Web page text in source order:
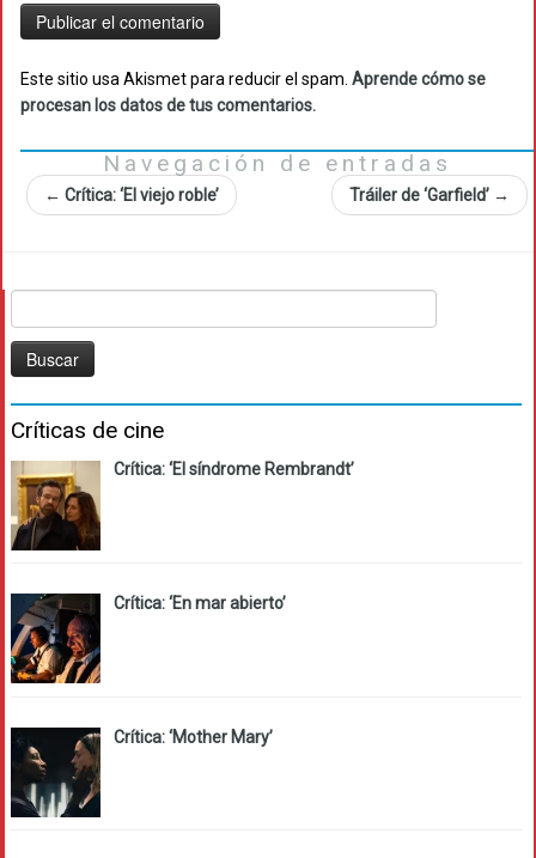
Este sitio usa Akismet para reducir el spam. Aprende cómo se
procesan los datos de tus comentarios.
Navegación de entradas
← Crítica: ‘El viejo roble’ Tráiler de ‘Garfield’ →
Críticas de cine
Crítica: ‘El síndrome Rembrandt’
Crítica: ‘En mar abierto’
Crítica: ‘Mother Mary’